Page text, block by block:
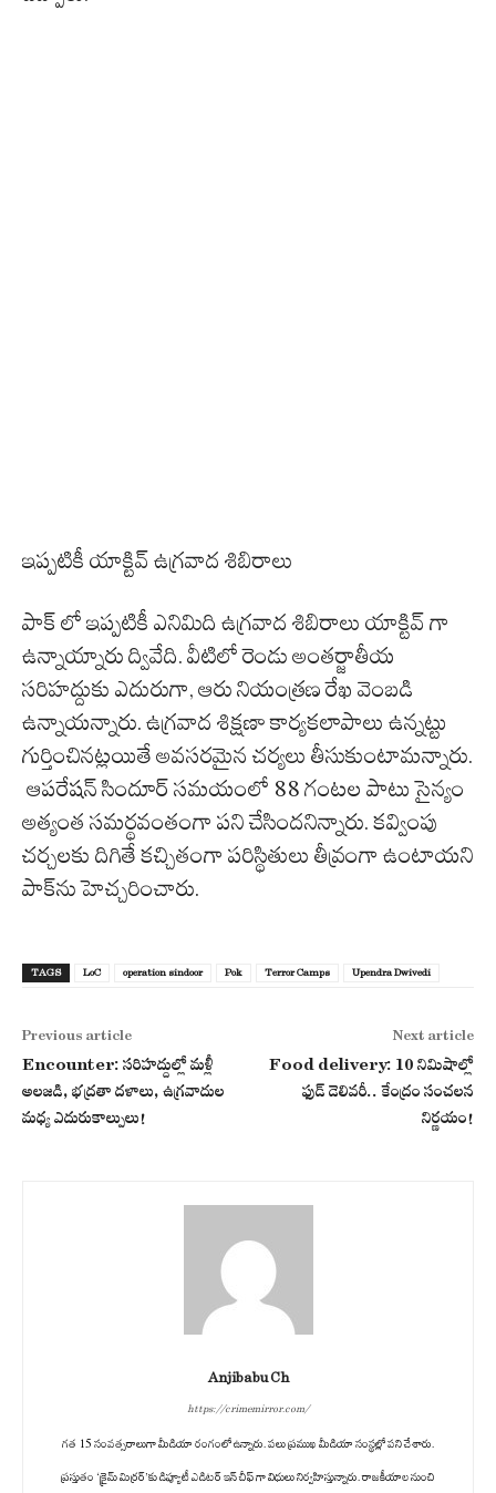
ఇప్పటికీ యాక్టివ్ ఉగ్రవాద శిబిరాలు
పాక్ లో ఇప్పటికీ ఎనిమిది ఉగ్రవాద శిబిరాలు యాక్టివ్ గా
ఉన్నాయ్నారు ద్వివేది. వీటిలో రెండు అంతర్జాతీయ
సరిహద్దుకు ఎదురుగా, ఆరు నియంత్రణ రేఖ వెంబడి
ఉన్నాయన్నారు. ఉగ్రవాద శిక్షణా కార్యకలాపాలు ఉన్నట్టు
గుర్తించినట్లయితే అవసరమైన చర్యలు తీసుకుంటామన్నారు.
ఆపరేషన్ సిందూర్ సమయంలో 88 గంటల పాటు సైన్యం
అత్యంత సమర్థవంతంగా పని చేసిందనిన్నారు. కవ్వింపు
చర్చలకు దిగితే కచ్చితంగా పరిస్థితులు తీవ్రంగా ఉంటాయని
పాక్‌ను హెచ్చరించారు.
TAGS LoC operation sindoor Pok Terror Camps Upendra Dwivedi
Previous article
Encounter: సరిహద్దుల్లో మళ్లీ
అలజడి, భద్రతా దళాలు, ఉగ్రవాదుల
మధ్య ఎదురుకాల్పులు!
Next article
Food delivery: 10 నిమిషాల్లో
ఫుడ్ డెలివరీ.. కేంద్రం సంచలన
నిర్ణయం!
Anjibabu Ch
https://crimemirror.com/
గత 15 సంవత్సరాలుగా మీడియా రంగంలో ఉన్నారు. పలు ప్రముఖ మీడియా సంస్థల్లో పని చేశారు.
ప్రస్తుతం ‘క్రైమ్ మిర్రర్’కు డిప్యూటీ ఎడిటర్ ఇన్ చీఫ్ గా విధులు నిర్వహిస్తున్నారు. రాజకీయాల నుంచి